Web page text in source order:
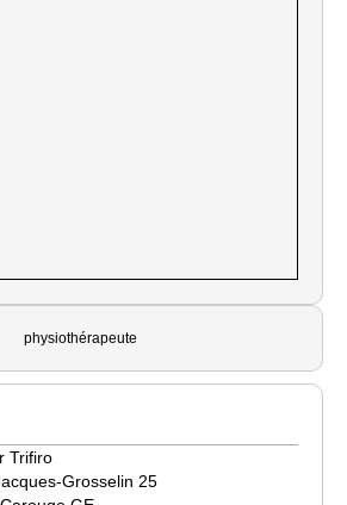
physiothérapeute
Trifiro
Grosselin 25